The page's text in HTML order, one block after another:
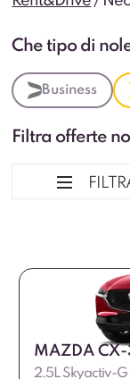
Che tipo di
Business
Filtra offerte
Tipologia
MAZDA
2.5L Skyactiv-G